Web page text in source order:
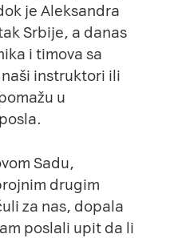
je Aleksandra
Srbije, a danas
i timova sa
instruktori ili
u
Sadu,
drugim
za nas, dopala
poslali upit da li